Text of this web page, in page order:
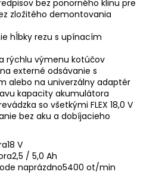
bez ponorného klinu pre
zložitého demontovania
hĺbky rezu s upínacím
rýchlu výmenu kotúčov
externé odsávanie s
alebo na univerzálny adaptér
kapacity akumulátora
so všetkými FLEX 18,0 V
bez aku a dobíjacieho
V
/ 5,0 Ah
naprázdno5400 ot/min